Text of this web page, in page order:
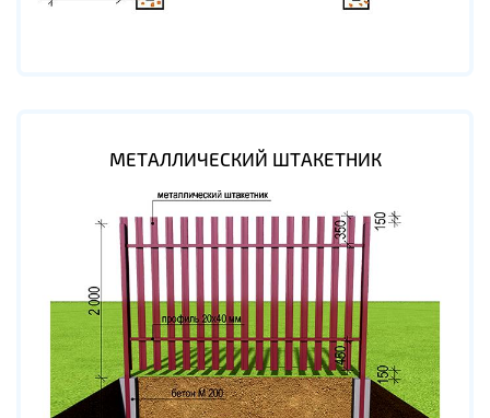
МЕТАЛЛИЧЕСКИЙ ШТАКЕТНИК